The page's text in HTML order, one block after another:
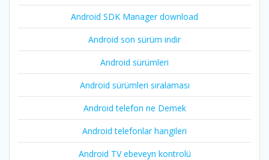
Android SDK Manager download
Android son sürüm indir
Android sürümleri
Android sürümleri sıralaması
Android telefon ne Demek
Android telefonlar hangileri
Android TV ebeveyn kontrolü